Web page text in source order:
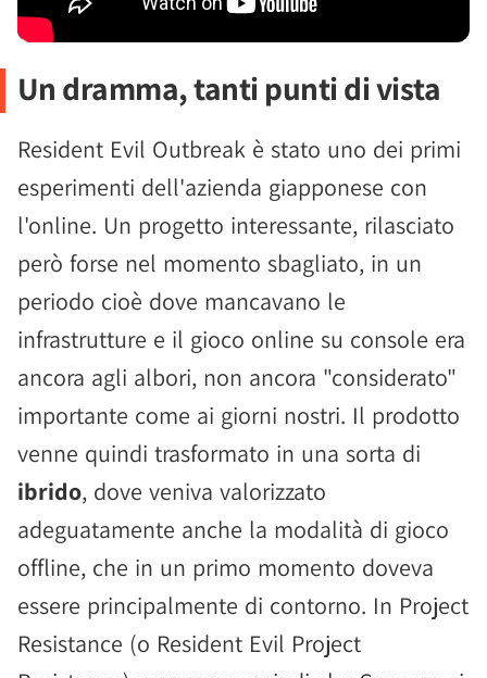
Un dramma, tanti punti di vista
Resident Evil Outbreak è stato uno dei primi
esperimenti dell'azienda giapponese con
l'online. Un progetto interessante, rilasciato
però forse nel momento sbagliato, in un
periodo cioè dove mancavano le
infrastrutture e il gioco online su console era
ancora agli albori, non ancora "considerato"
importante come ai giorni nostri. Il prodotto
venne quindi trasformato in una sorta di
ibrido, dove veniva valorizzato
adeguatamente anche la modalità di gioco
offline, che in un primo momento doveva
essere principalmente di contorno. In Project
Resistance (o Resident Evil Project